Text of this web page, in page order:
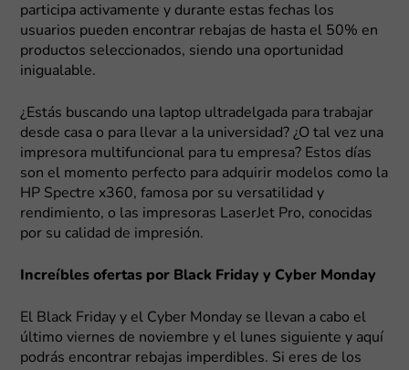
participa activamente y durante estas fechas los
usuarios pueden encontrar rebajas de hasta el 50% en
productos seleccionados, siendo una oportunidad
inigualable.
¿Estás buscando una laptop ultradelgada para trabajar
desde casa o para llevar a la universidad? ¿O tal vez una
impresora multifuncional para tu empresa? Estos días
son el momento perfecto para adquirir modelos como la
HP Spectre x360, famosa por su versatilidad y
rendimiento, o las impresoras LaserJet Pro, conocidas
por su calidad de impresión.
Increíbles ofertas por Black Friday y Cyber Monday
El Black Friday y el Cyber Monday se llevan a cabo el
último viernes de noviembre y el lunes siguiente y aquí
podrás encontrar rebajas imperdibles. Si eres de los